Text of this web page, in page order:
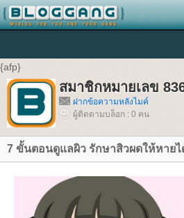
{afp}
สมาชิกหมายเลข
ฝากข้อความหลังไมค์
ผู้ติดตามบล็อก : 0 คน
7 ขั้นตอนดูแลผิว รักษาสิวผดให้หายไ